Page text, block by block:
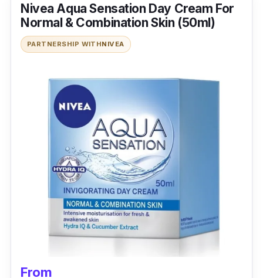
Nivea Aqua Sensation Day Cream For
Normal & Combination Skin (50ml)
PARTNERSHIP WITHNIVEA
From